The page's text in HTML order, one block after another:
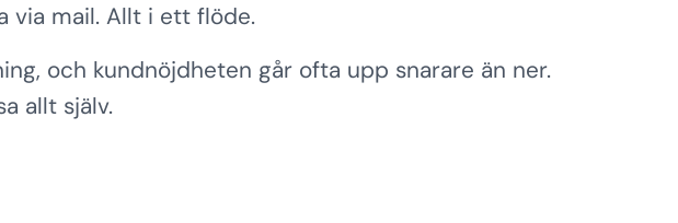
via mail. Allt i ett flöde.
och kundnöjdheten går ofta upp snarare än ner.
allt själv.